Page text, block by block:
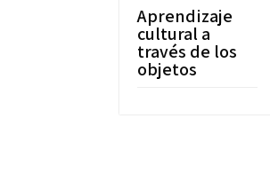
Aprendizaje
cultural a
través de los
objetos